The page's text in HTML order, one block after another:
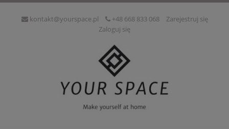
kontakt@yourspace.pl +48 668 833 068
Zarejestruj się
Zaloguj się